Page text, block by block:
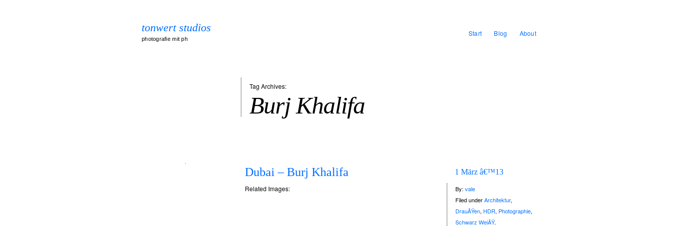
tonwert studios
photografie mit ph
Start Blog About
Tag Archives:
Burj Khalifa
Dubai – Burj Khalifa 1 März â€™13
By: vale
Filed underArchitektur,
DrauÃŸen, HDR, Photographie,
Schwarz WeiÃŸ.
Related Images: